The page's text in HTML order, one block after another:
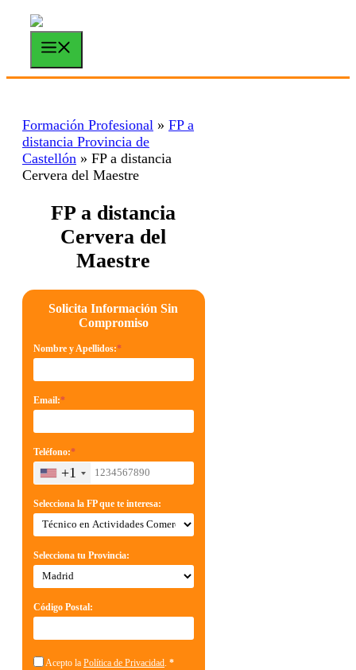
Saltar
contenido
Formación Profesional » FP a
distancia Provincia de
Castellón » FP a distancia
Cervera del Maestre
FP a distancia
Cervera del
Maestre
Solicita Información Sin
Compromiso
Nombre y Apellidos:*
Email:*
Teléfono:*
+1
Selecciona la FP que te interesa:
Selecciona tu Provincia:
Código Postal:
Acepto la Política de Privacidad. *